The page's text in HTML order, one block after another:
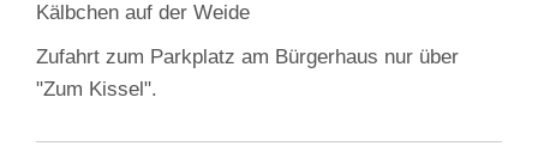
Kälbchen auf der Weide
Zufahrt zum Parkplatz am Bürgerhaus nur über
"Zum Kissel".